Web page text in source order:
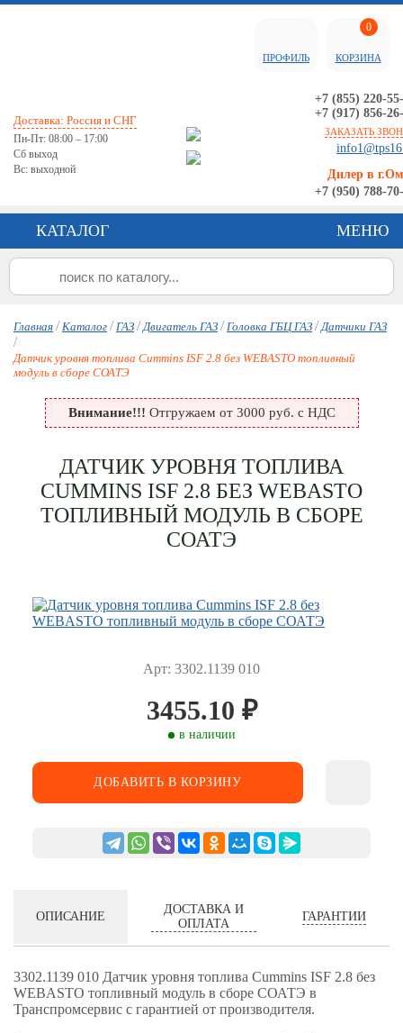
Доставка: Россия и СНГ
Пн-Пт: 08:00 – 17:00
Сб выход
Вс: выходной
+7 (855) 220-
+7 (917) 856-
ЗАКАЗАТЬ
Дилер в
+7 (950) 788-
ПРОФИЛЬ
0
КОРЗИНА
КАТАЛОГ МЕНЮ
Главная / Каталог / ГАЗ / Двигатель ГАЗ / Головка ГБЦ ГАЗ / Датчики ГАЗ
/
Датчик уровня топлива Cummins ISF 2.8 без WEBASTO топливный
модуль в сборе СОАТЭ
Внимание!!! Отгружаем от 3000 руб. с НДС
ДАТЧИК УРОВНЯ ТОПЛИВА
CUMMINS ISF 2.8 БЕЗ WEBASTO
ТОПЛИВНЫЙ МОДУЛЬ В СБОРЕ
СОАТЭ
Арт: 3302.1139 010
3455.10 ₽
в наличии
ДОБАВИТЬ В КОРЗИНУ
ОПИСАНИЕ
ДОСТАВКА И
ОПЛАТА
ГАРАНТИИ
3302.1139 010 Датчик уровня топлива Cummins ISF 2.8 без
WEBASTO топливный модуль в сборе СОАТЭ в
Транспромсервис с гарантией от производителя.